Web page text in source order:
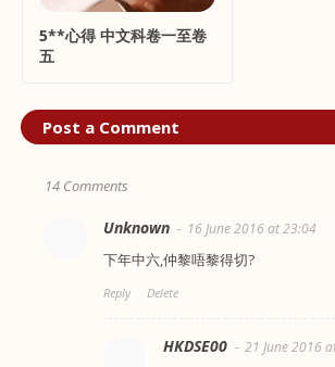
5**心得 中文科卷一至卷
五
Post a Comment
14 Comments
Unknown 16 June 2016 at 23:04
下年中六,仲黎唔黎得切?
Reply Delete
HKDSE00 21 June 2016